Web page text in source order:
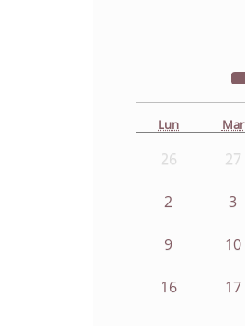
Lun Mar
26 27
2 3
9 10
16 17